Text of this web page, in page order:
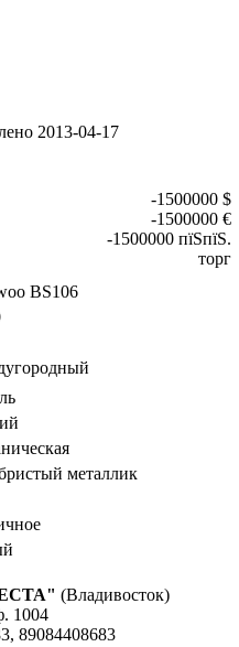
2013-04-17
-1500000 $
-1500000 €
-1500000 пїЅпїЅ.
торг
BS106
металлик
(Владивосток)
1004
89084408683